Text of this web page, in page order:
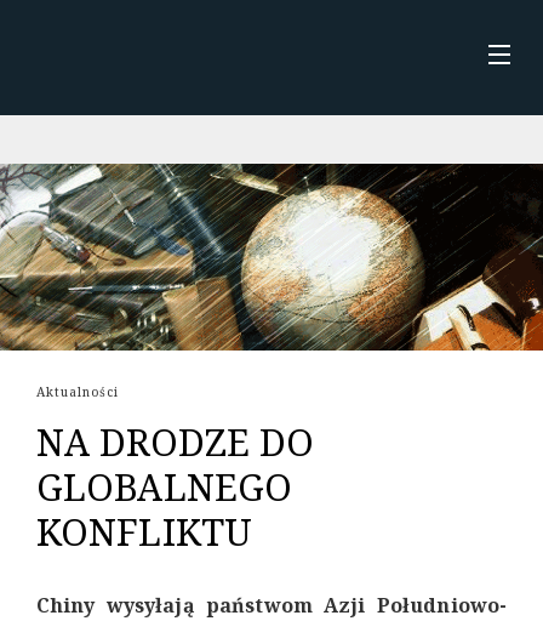
AKTUALNOŚCI
O MNIE
KSIĄŻKI
Aktualności
NA DRODZE DO
GLOBALNEGO
KONFLIKTU
Chiny wysyłają państwom Azji Południowo-